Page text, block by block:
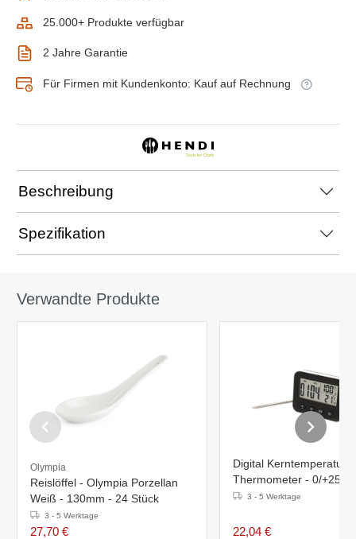
25.000+ Produkte verfügbar
2 Jahre Garantie
Für Firmen mit Kundenkonto: Kauf auf Rechnung
Beschreibung
Spezifikation
Verwandte Produkte
Olympia
Reislöffel - Olympia Porzellan
Weiß - 130mm - 24 Stück
3 - 5 Werktage
27,70 €
Digital Kerntemperatur
Thermometer - 0/
3 - 5 Werktage
22,04 €